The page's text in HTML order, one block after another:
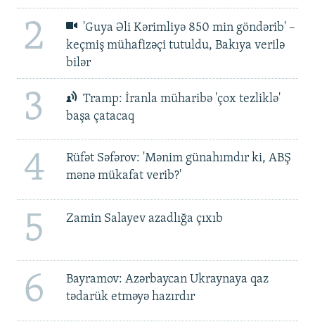
2
'Guya Əli Kərimliyə 850 min göndərib' –
keçmiş mühafizəçi tutuldu, Bakıya verilə
bilər
3
Tramp: İranla müharibə 'çox tezliklə'
başa çatacaq
4
Rüfət Səfərov: 'Mənim günahımdır ki, ABŞ
mənə mükafat verib?'
5 Zamin Salayev azadlığa çıxıb
6
Bayramov: Azərbaycan Ukraynaya qaz
tədarük etməyə hazırdır